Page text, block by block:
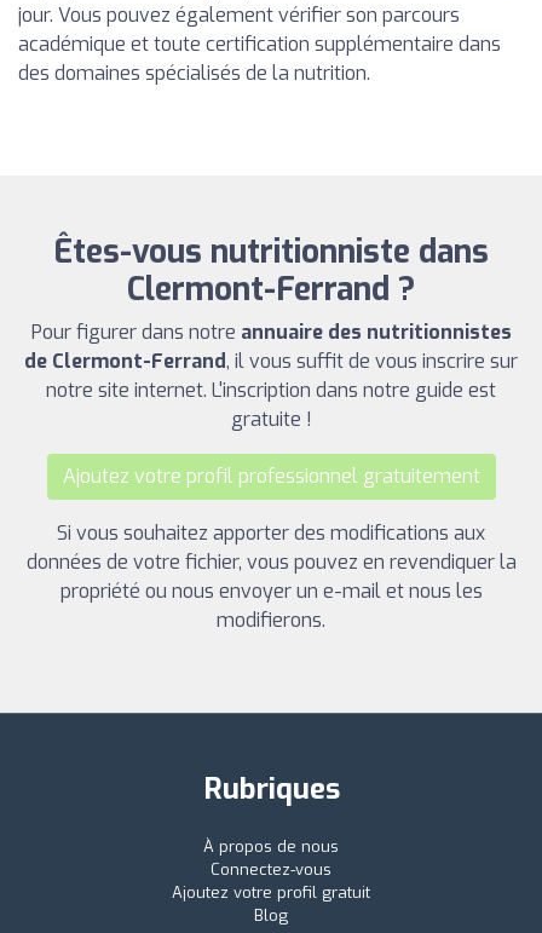
jour. Vous pouvez également vérifier son parcours
académique et toute certification supplémentaire dans
des domaines spécialisés de la nutrition.
Êtes-vous nutritionniste dans
Clermont-Ferrand ?
Pour figurer dans notre annuaire des nutritionnistes
de Clermont-Ferrand, il vous suffit de vous inscrire sur
notre site internet. L'inscription dans notre guide est
gratuite !
Ajoutez votre profil professionnel gratuitement
Si vous souhaitez apporter des modifications aux
données de votre fichier, vous pouvez en revendiquer la
propriété ou nous envoyer un e-mail et nous les
modifierons.
Rubriques
À propos de nous
Connectez-vous
Ajoutez votre profil gratuit
Blog